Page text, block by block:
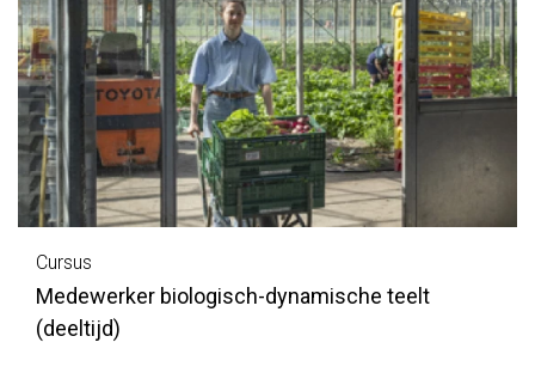
Cursus
Medewerker biologisch-dynamische teelt
(deeltijd)